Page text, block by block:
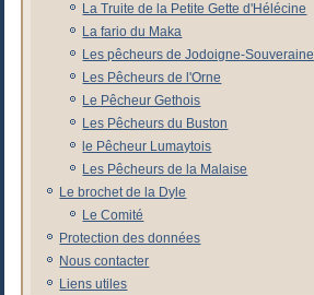
La Truite de la Petite Gette d'Hélécine
La fario du Maka
Les pêcheurs de Jodoigne-Souveraine
Les Pêcheurs de l'Orne
Le Pêcheur Gethois
Les Pêcheurs du Buston
le Pêcheur Lumaytois
Les Pêcheurs de la Malaise
Le brochet de la Dyle
Le Comité
Protection des données
Nous contacter
Liens utiles